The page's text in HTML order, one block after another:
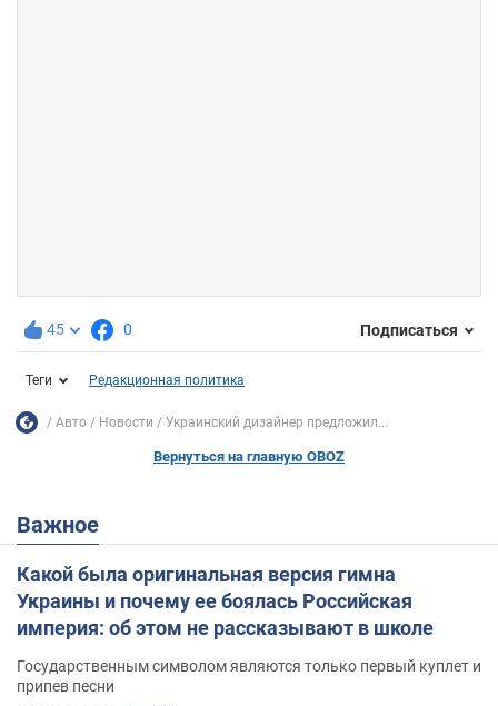
45 0 Подписаться
Теги Редакционная политика
Авто Новости Украинский дизайнер предложил...
Вернуться на главную OBOZ
Важное
Какой была оригинальная версия гимна
Украины и почему ее боялась Российская
империя: об этом не рассказывают в школе
Государственным символом являются только первый куплет и
припев песни